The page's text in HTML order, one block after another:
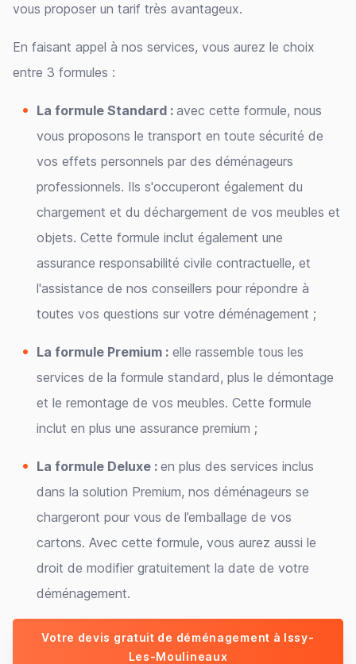
vous proposer un tarif très avantageux.
En faisant appel à nos services, vous aurez le choix
entre 3 formules :
La formule Standard : avec cette formule, nous
vous proposons le transport en toute sécurité de
vos effets personnels par des déménageurs
professionnels. Ils s'occuperont également du
chargement et du déchargement de vos meubles et
objets. Cette formule inclut également une
assurance responsabilité civile contractuelle, et
l'assistance de nos conseillers pour répondre à
toutes vos questions sur votre déménagement ;
La formule Premium : elle rassemble tous les
services de la formule standard, plus le démontage
et le remontage de vos meubles. Cette formule
inclut en plus une assurance premium ;
La formule Deluxe : en plus des services inclus
dans la solution Premium, nos déménageurs se
chargeront pour vous de l’emballage de vos
cartons. Avec cette formule, vous aurez aussi le
droit de modifier gratuitement la date de votre
déménagement.
Votre devis gratuit de déménagement à Issy-
Les-Moulineaux